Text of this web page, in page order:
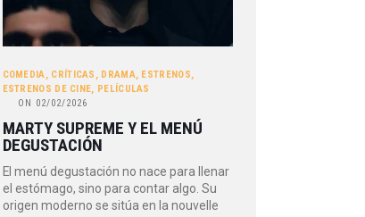
COMEDIA, CRÍTICAS , DRAMA, ESTRENOS,
ESTRENOS DE CINE, PELÍCULAS
ON 02/02/2026
MARTY SUPREME Y EL MENÚ
DEGUSTACIÓN
El menú degustación no nace para llenar
el estómago, sino para contar algo. Su
origen moderno se sitúa en la nouvelle